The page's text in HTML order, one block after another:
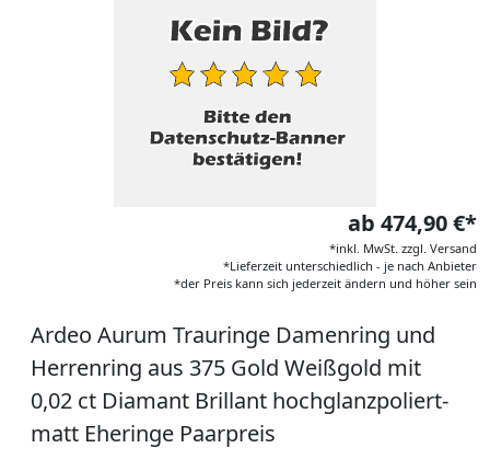
ab 474,90 €*
*inkl. MwSt. zzgl. Versand
*Lieferzeit unterschiedlich - je nach Anbieter
*der Preis kann sich jederzeit ändern und höher sein
Ardeo Aurum Trauringe Damenring und
Herrenring aus 375 Gold Weißgold mit
0,02 ct Diamant Brillant hochglanzpoliert-
matt Eheringe Paarpreis